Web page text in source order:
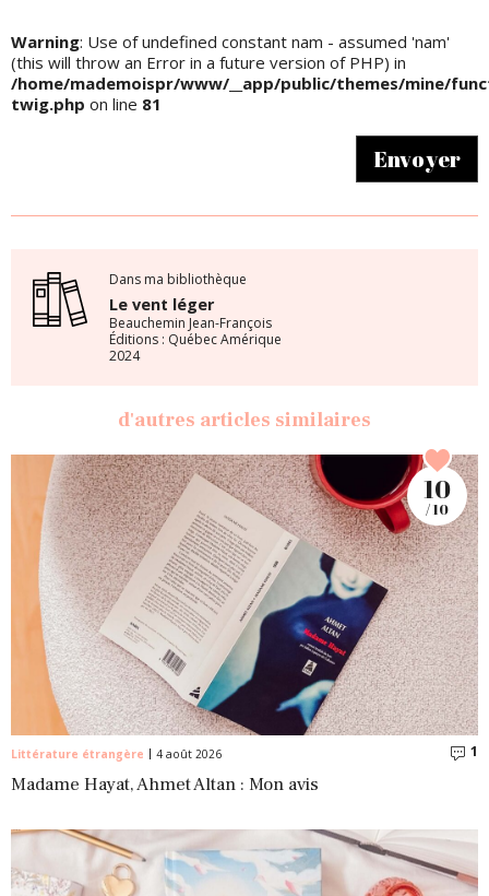
Warning: Use of undefined constant nam - assumed 'nam'
(this will throw an Error in a future version of PHP) in
/home/mademoispr/www/__app/public/themes/mine/
twig.php on line 81
Envoyer
Dans ma bibliothèque
Le vent léger
Beauchemin Jean-François
Éditions : Québec Amérique
2024
d'autres articles similaires
Littérature étrangère 4 août 2026 1
Madame Hayat, Ahmet Altan : Mon avis
10
/ 10